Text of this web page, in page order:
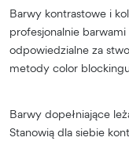
Barwy kontrastowe i
profesjonalnie barwami
odpowiedzialne za
metody color
Barwy dopełniające
Stanowią dla siebie